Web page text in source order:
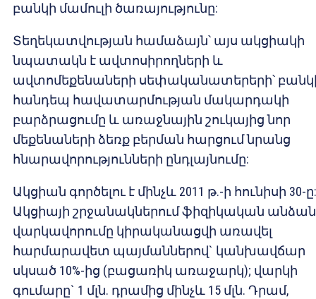
բանկի մամուլի ծառայությունը:
Տեղեկատվության համաձայն՝ այս ակցիակի
նպատակն է ավտոսիրողների և
ավտոմեքենաների սեփականատերերի՝
հանդեպ հավատարմության մակարդակի
բարձրացումը և առաջնային շուկայից նոր
մեքենաների ձեռք բերման հարցում նրանց
հնարավորությունների ընդլայնումը:
Ակցիան գործելու է մինչև 2011 թ.-ի հունիսի 30-ը:
Ակցիայի շրջանակներում ֆիզիկական
վարկավորումը կիրականացվի առավել
հարմարավետ պայմաններով` կանխավճար
սկսած 10%-ից (բացառիկ առաջարկ); վարկի
գումարը` 1 մլն. դրամից մինչև 15 մլն. Դրամ,